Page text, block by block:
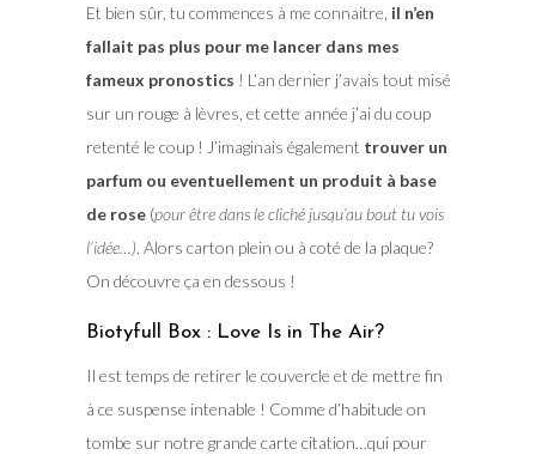
Et bien sûr, tu commences à me connaitre, il n’en
fallait pas plus pour me lancer dans mes
fameux pronostics ! L’an dernier j’avais tout misé
sur un rouge à lèvres, et cette année j’ai du coup
retenté le coup ! J’imaginais également trouver un
parfum ou eventuellement un produit à base
de rose(pour être dans le cliché jusqu’au bout tu vois
l’idée…). Alors carton plein ou à coté de la plaque?
On découvre ça en dessous !
Biotyfull Box : Love Is in The Air?
Il est temps de retirer le couvercle et de mettre fin
à ce suspense intenable ! Comme d’habitude on
tombe sur notre grande carte citation…qui pour